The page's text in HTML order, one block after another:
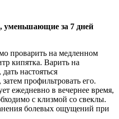
уменьшающие за 7 дней
проварить на медленном
кипятка. Варить на
настояться
профильтровать его.
ежедневно в вечернее время,
с клизмой со свеклы.
болевых ощущений при